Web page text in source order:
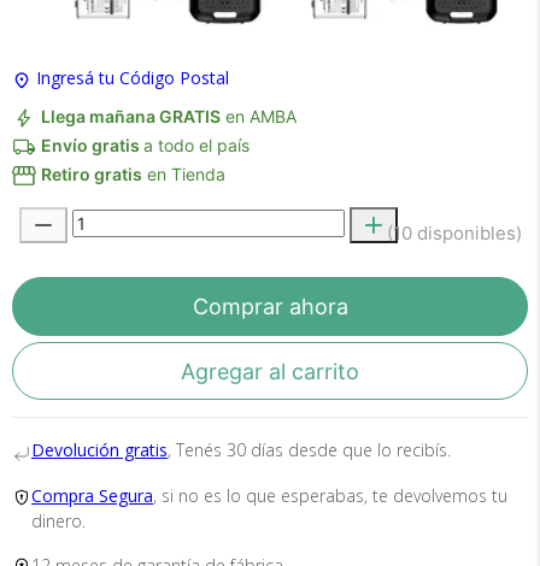
Ingresá tu Código Postal
Llega mañana GRATIS en AMBA
Envío gratis a todo el país
Retiro gratis en Tienda
(10 disponibles)
Comprar ahora
Agregar al carrito
Devolución gratis, Tenés 30 días desde que lo recibís.
Compra Segura, si no es lo que esperabas, te devolvemos tu
dinero.
Recibí el producto que esperabas o
te devolvemos tu dinero.
En Bidcom te aseguramos recibir el producto
que esperabas o te devolvemos el 100% de tu
dinero!